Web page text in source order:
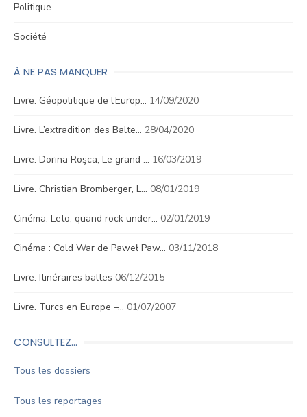
Politique
Société
À NE PAS MANQUER
Livre. Géopolitique de l’Europ… 14/09/2020
Livre. L’extradition des Balte… 28/04/2020
Livre. Dorina Roşca, Le grand … 16/03/2019
Livre. Christian Bromberger, L… 08/01/2019
Cinéma. Leto, quand rock under… 02/01/2019
Cinéma : Cold War de Paweł Paw… 03/11/2018
Livre. Itinéraires baltes 06/12/2015
Livre. Turcs en Europe –… 01/07/2007
CONSULTEZ…
Tous les dossiers
Tous les reportages